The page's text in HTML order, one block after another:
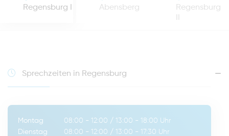
Regensburg I Abensberg
Regensburg
Sprechzeiten in Regensburg
Montag 08:00 - 12:00 / 13:00 - 18:00 Uhr
Dienstag
08:00 - 12:00 / 13:00 - 17:30 Uhr